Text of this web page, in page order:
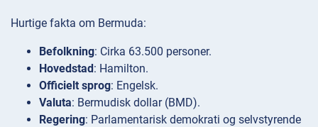
Hurtige fakta om Bermuda:
Befolkning: Cirka 63.500 personer.
Hovedstad: Hamilton.
Officielt sprog: Engelsk.
Valuta: Bermudisk dollar (BMD).
Regering: Parlamentarisk demokrati og selvstyrende